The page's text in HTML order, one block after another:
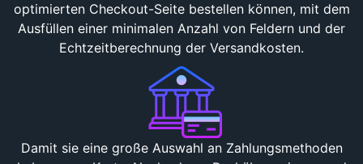
optimierten Checkout-Seite bestellen können, mit dem
Ausfüllen einer minimalen Anzahl von Feldern und der
Echtzeitberechnung der Versandkosten.
Damit sie eine große Auswahl an Zahlungsmethoden